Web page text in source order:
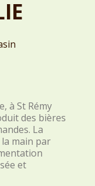
à St Rémy
des bières
La
main par
et